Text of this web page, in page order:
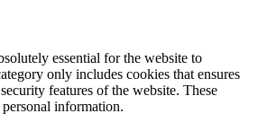
essential for the website to
only includes cookies that ensures
features of the website. These
information.